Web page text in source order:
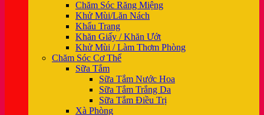
Chăm Sóc Răng Miệng
Khử Mùi/Lăn Nách
Khẩu Trang
Khăn Giấy / Khăn Ướt
Khử Mùi / Làm Thơm Phòng
Chăm Sóc Cơ Thể
Sữa Tắm
Sữa Tắm Nước Hoa
Sữa Tắm Trắng Da
Sữa Tắm Điều Trị
Xà Phòng